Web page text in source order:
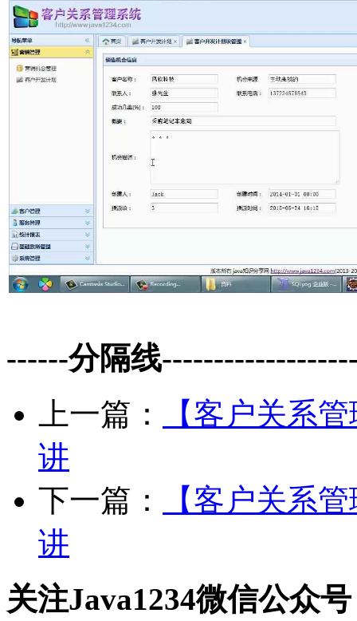
------分隔线
上一篇：
【客户关系
讲
下一篇：
【客户关系
讲
关注Java1234微信公众号